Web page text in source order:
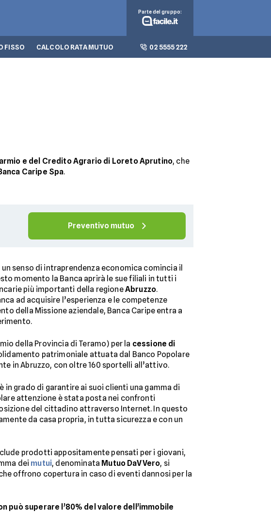
FISSO CALCOLO RATA MUTUO 02 5555 222
Parte del gruppo:
e del Credito Agrario di Loreto Aprutino, che
Caripe Spa.
Preventivo mutuo
senso di intraprendenza economica comincia il
momento la Banca aprirà le sue filiali in tutti i
più importanti della regioneAbruzzo.
ad acquisire l’esperienza e le competenze
della Missione aziendale, Banca Caripe entra a
della Provincia di Teramo) per la cessione di
patrimoniale attuata dal Banco Popolare
in Abruzzo, con oltre 160 sportelli all’attivo.
grado di garantire ai suoi clienti una gamma di
attenzione è stata posta nei confronti
del cittadino attraverso Internet. In questo
da casa propria, in tutta sicurezza e con un
prodotti appositamente pensati per i giovani,
dei mutui, denominata Mutuo DaVVero, si
offrono copertura in caso di eventi dannosi per la
può superare l’80% del valore dell’immobile